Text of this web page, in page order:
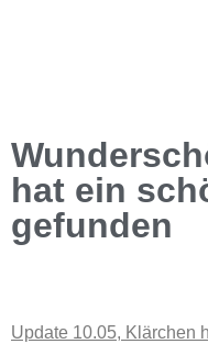
hat ein
gefunden
Update 10.05, Klärchen